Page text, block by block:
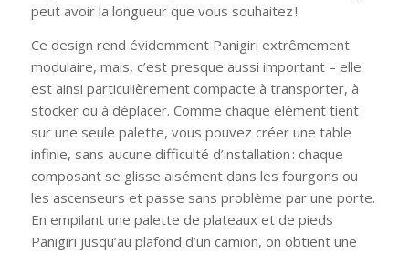
peut avoir la longueur que vous souhaitez !
Ce design rend évidemment Panigiri extrêmement
modulaire, mais, c’est presque aussi important – elle
est ainsi particulièrement compacte à transporter, à
stocker ou à déplacer. Comme chaque élément tient
sur une seule palette, vous pouvez créer une table
infinie, sans aucune difficulté d’installation : chaque
composant se glisse aisément dans les fourgons ou
les ascenseurs et passe sans problème par une porte.
En empilant une palette de plateaux et de pieds
Panigiri jusqu’au plafond d’un camion, on obtient une